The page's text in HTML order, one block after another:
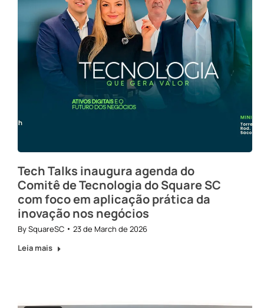
Tech Talks inaugura agenda do
Comitê de Tecnologia do Square SC
com foco em aplicação prática da
inovação nos negócios
BySquareSC
23 de March de 2026
Leia mais